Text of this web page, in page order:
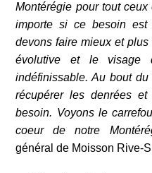
Montérégie pour tout
importe si ce besoin est
devons faire mieux et
évolutive et le visage
indéfinissable. Au bout
récupérer les denrées
besoin. Voyons le
coeur de notre
général de Moisson Rive-